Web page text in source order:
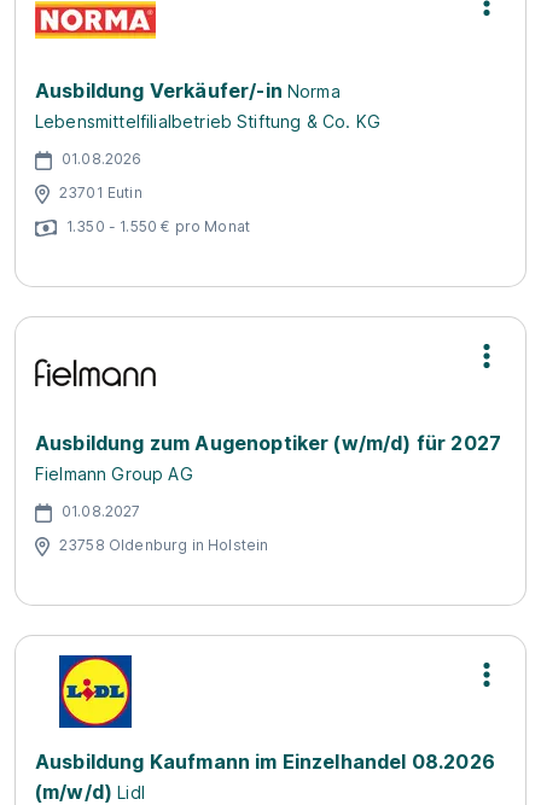
Ausbildung Verkäufer/-in Norma
Lebensmittelfilialbetrieb Stiftung & Co. KG
01.08.2026
23701 Eutin
1.350 - 1.550 € pro Monat
Ausbildung zum Augenoptiker (w/m/d) für 2027
Fielmann Group AG
01.08.2027
23758 Oldenburg in Holstein
Ausbildung Kaufmann im Einzelhandel 08.2026
(m/w/d) Lidl